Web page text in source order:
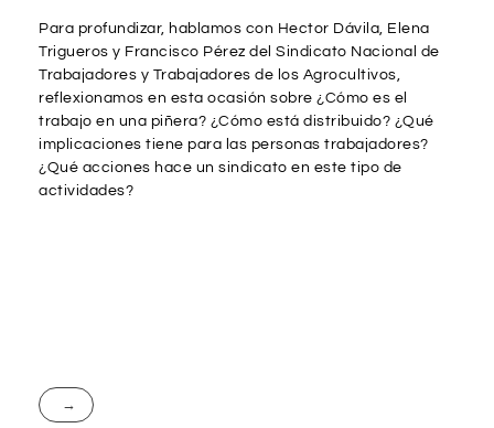
Para profundizar, hablamos con Hector Dávila, Elena
Trigueros y Francisco Pérez del Sindicato Nacional de
Trabajadores y Trabajadores de los Agrocultivos,
reflexionamos en esta ocasión sobre ¿Cómo es el
trabajo en una piñera? ¿Cómo está distribuido? ¿Qué
implicaciones tiene para las personas trabajadores?
¿Qué acciones hace un sindicato en este tipo de
actividades?